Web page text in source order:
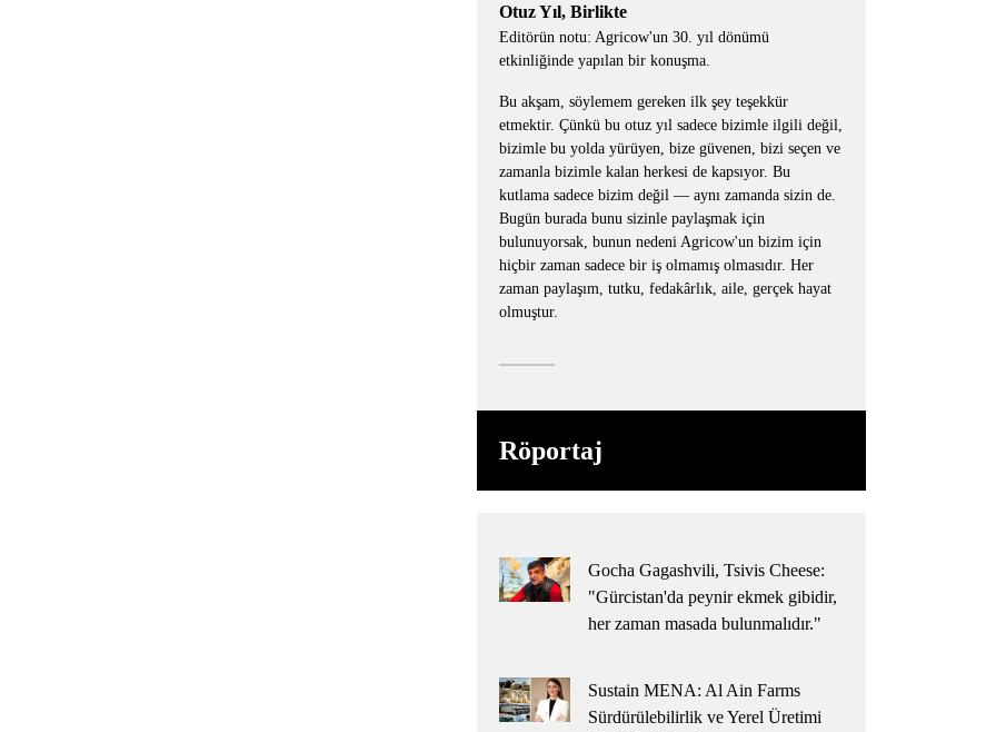
Otuz Yıl, Birlikte
Editörün notu: Agricow'un 30. yıl dönümü
etkinliğinde yapılan bir konuşma.
Bu akşam, söylemem gereken ilk şey teşekkür
etmektir. Çünkü bu otuz yıl sadece bizimle ilgili değil,
bizimle bu yolda yürüyen, bize güvenen, bizi seçen ve
zamanla bizimle kalan herkesi de kapsıyor. Bu
kutlama sadece bizim değil — aynı zamanda sizin de.
Bugün burada bunu sizinle paylaşmak için
bulunuyorsak, bunun nedeni Agricow'un bizim için
hiçbir zaman sadece bir iş olmamış olmasıdır. Her
zaman paylaşım, tutku, fedakârlık, aile, gerçek hayat
olmuştur.
Röportaj
Gocha Gagashvili, Tsivis Cheese:
"Gürcistan'da peynir ekmek gibidir,
her zaman masada bulunmalıdır."
Sustain MENA: Al Ain Farms
Sürdürülebilirlik ve Yerel Üretimi